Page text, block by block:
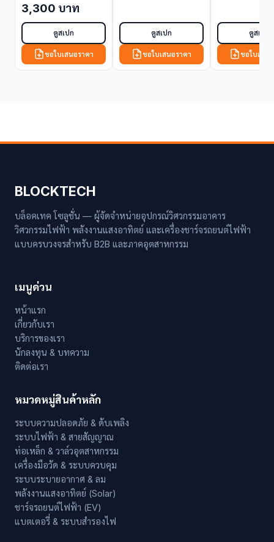
104-O 1/2" (OS&Y
Gate Valve (Fire
Protection))
3,300 บาท
ดูสเปก
ขอใบเสนอราคา
ดูสเปก
ขอใบเสนอราคา
ดูสเปก
ขอใบเสน
BLOCKTECH
บล็อคเทค โซลูชั่น — ผู้จัดจำหน่ายอุปกรณ์วิศวกรรมอาคาร
วิศวกรรมไฟฟ้า พลังงานแสงอาทิตย์ และเครื่องชาร์จรถยนต์ไฟฟ้า
แบบครบวงจรสำหรับ B2B และภาคอุตสาหกรรม
เมนูด่วน
หน้าแรก
เกี่ยวกับเรา
บริการของเรา
นักลงทุน & บทความ
ติดต่อเรา
หมวดหมู่สินค้าหลัก
ระบบความปลอดภัย & ดับเพลิง
ระบบไฟฟ้า & สายสัญญาณ
ท่อเหล็ก & วาล์วอุตสาหกรรม
เครื่องมือวัด & ระบบควบคุม
ระบบระบายอากาศ & ลม
พลังงานแสงอาทิตย์ (Solar)
ชาร์จรถยนต์ไฟฟ้า (EV)
แบตเตอรี่ & ระบบสำรองไฟ